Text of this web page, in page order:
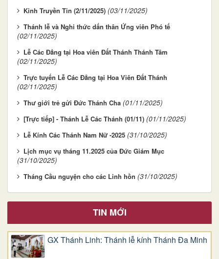
Kinh Truyền Tin (2/11/2025) (03/11/2025)
Thánh lễ và Nghi thức dấn thân Ứng viên Phó tế
(02/11/2025)
Lễ Các Đẳng tại Hoa viên Đất Thánh Thánh Tâm
(02/11/2025)
Trực tuyến Lễ Các Đẳng tại Hoa Viên Đất Thánh
(02/11/2025)
Thư giới trẻ gửi Đức Thánh Cha (01/11/2025)
[Trực tiếp] - Thánh Lễ Các Thánh (01/11) (01/11/2025)
Lễ Kính Các Thánh Nam Nữ -2025 (31/10/2025)
Lịch mục vụ tháng 11.2025 của Đức Giám Mục
(31/10/2025)
Tháng Cầu nguyện cho các Linh hồn (31/10/2025)
TIN MỚI
GX Thánh Linh: Thánh lễ kính Thánh Đa Minh